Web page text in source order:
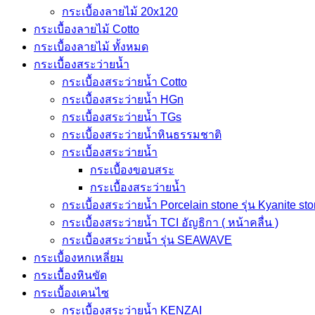
กระเบื้องลายไม้ 20x120
กระเบื้องลายไม้ Cotto
กระเบื้องลายไม้ ทั้งหมด
กระเบื้องสระว่ายน้ำ
กระเบื้องสระว่ายน้ำ Cotto
กระเบื้องสระว่ายน้ำ HGn
กระเบื้องสระว่ายน้ำ TGs
กระเบื้องสระว่ายน้ำหินธรรมชาติ
กระเบื้องสระว่ายนํ้า
กระเบื้องขอบสระ
กระเบื้องสระว่ายนํ้า
กระเบื้องสระว่ายนํ้า Porcelain stone รุ่น Kyanite
กระเบื้องสระว่ายนํ้า TCI อัญธิกา ( หน้าคลื่น )
กระเบื้องสระว่ายนํ้า รุ่น SEAWAVE
กระเบื้องหกเหลี่ยม
กระเบื้องหินขัด
กระเบื้องเคนไซ
กระเบื้องสระว่ายน้ำ KENZAI